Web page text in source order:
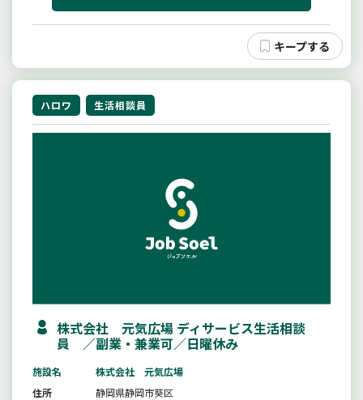
ハロワ 生活相談員
株式会社 元気広場 ディサービス生活相談
員 ／副業・兼業可／日曜休み
施設名
株式会社 元気広場
住所
静岡県静岡市葵区